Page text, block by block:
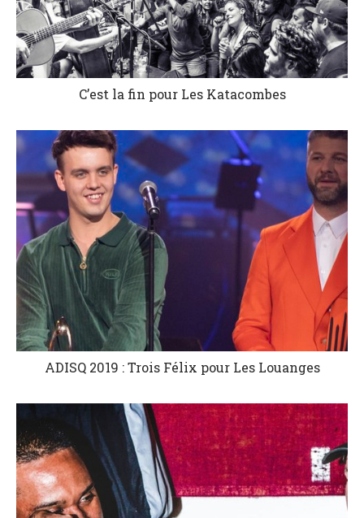
C’est la fin pour Les Katacombes
ADISQ 2019 : Trois Félix pour Les Louanges